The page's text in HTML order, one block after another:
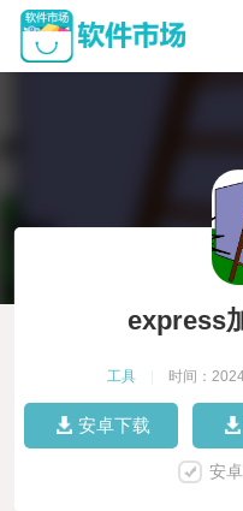
express
工具 时间：
安卓下载
安